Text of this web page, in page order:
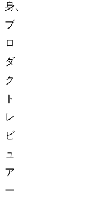
身、
プ
ロ
ダ
ク
ト
レ
ビ
ュ
ア
ー